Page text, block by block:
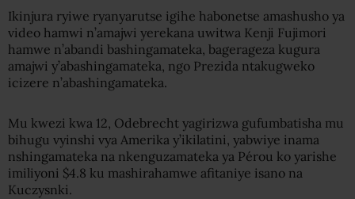
Ikinjura ryiwe ryanyarutse igihe habonetse amashusho ya
video hamwi n’amajwi yerekana uwitwa Kenji Fujimori
hamwe n’abandi bashingamateka, bagerageza kugura
amajwi y’abashingamateka, ngo Prezida ntakugweko
icizere n’abashingamateka.
Mu kwezi kwa 12, Odebrecht yagirizwa gufumbatisha mu
bihugu vyinshi vya Amerika y’ikilatini, yabwiye inama
nshingamateka na nkenguzamateka ya Pérou ko yarishe
imiliyoni $4.8 ku mashirahamwe afitaniye isano na
Kuczysnki.